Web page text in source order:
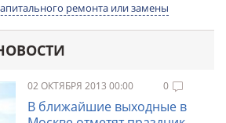
ремонта или замены
02 ОКТЯБРЯ 2013 00:00 0
В ближайшие выходные в